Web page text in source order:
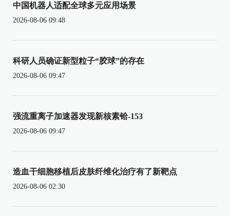
中国机器人适配全球多元应用场景
2026-08-06 09:48
科研人员确证新型粒子“胶球”的存在
2026-08-06 09:47
强流重离子加速器发现新核素铪-153
2026-08-06 09:47
造血干细胞移植后皮肤纤维化治疗有了新靶点
2026-08-06 02:30